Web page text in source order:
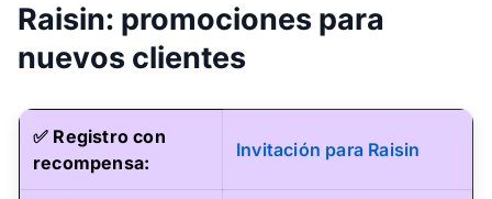
Raisin: promociones para
nuevos clientes
✅ Registro con
recompensa:
Invitación para Raisin